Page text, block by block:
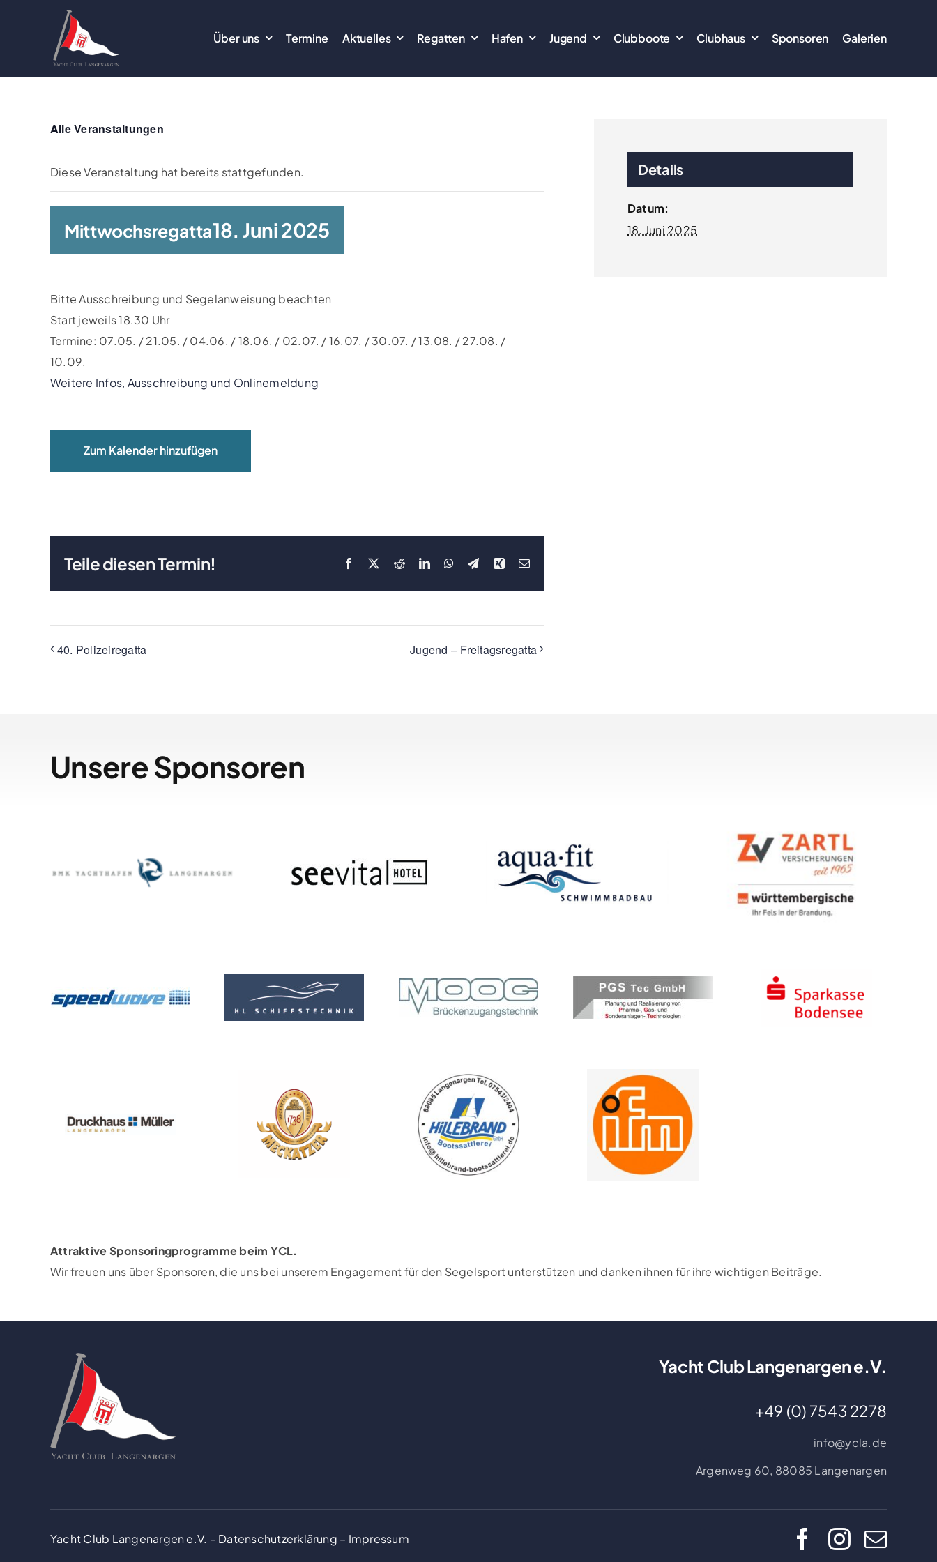
Über uns Termine Aktuelles Regatten Hafen Jugend Clubboote Clubhaus Sponsoren Galerien
Alle Veranstaltungen
Diese Veranstaltung hat bereits stattgefunden.
Mittwochsregatta18. Juni 2025
Bitte Ausschreibung und Segelanweisung beachten
Start jeweils 18.30 Uhr
Termine: 07.05. / 21.05. / 04.06. / 18.06. / 02.07. / 16.07. / 30.07. / 13.08. / 27.08. /
10.09.
Weitere Infos, Ausschreibung und Onlinemeldung
Zum Kalender hinzufügen
Teile diesen Termin! Facebook RedditLinkedInWhatsApp
Telegram
Xing E-
40. Polizeiregatta Jugend – Freitagsregatta
Details
Datum:
18. Juni 2025
Unsere Sponsoren
Attraktive Sponsoringprogramme beim YCL.
Wir freuen uns über Sponsoren, die uns bei unserem Engagement für den Segelsport unterstützen und danken ihnen für ihre wichtigen Beiträge.
Yacht Club Langenargen e.V.
+49 (0) 7543 2278
info@ycla.de
Argenweg 60, 88085 Langenargen
Yacht Club Langenargen e.V. – Datenschutzerklärung – Impressum